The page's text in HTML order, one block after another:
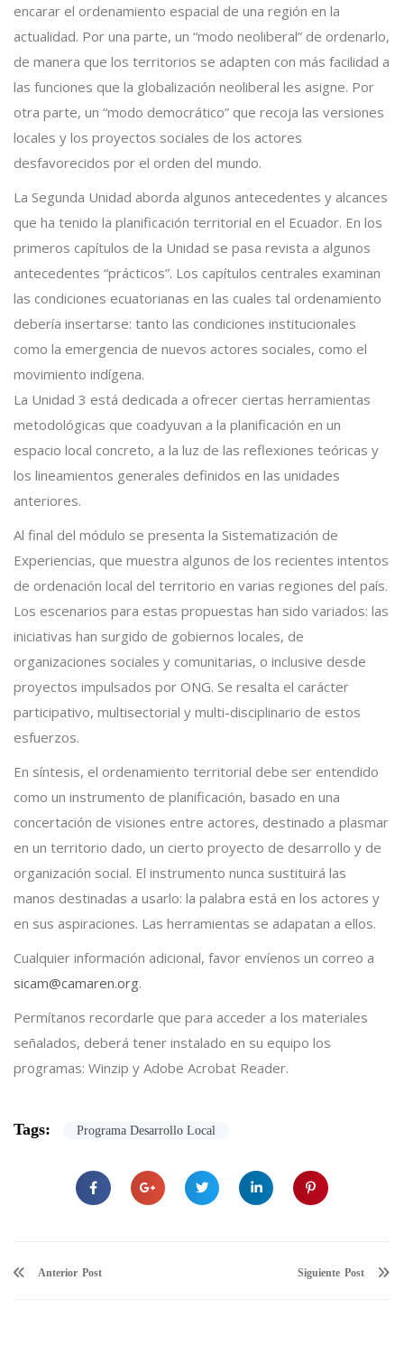
encarar el ordenamiento espacial de una región en la
actualidad. Por una parte, un “modo neoliberal” de ordenarlo,
de manera que los territorios se adapten con más facilidad a
las funciones que la globalización neoliberal les asigne. Por
otra parte, un “modo democrático” que recoja las versiones
locales y los proyectos sociales de los actores
desfavorecidos por el orden del mundo.
La Segunda Unidad aborda algunos antecedentes y alcances
que ha tenido la planificación territorial en el Ecuador. En los
primeros capítulos de la Unidad se pasa revista a algunos
antecedentes “prácticos”. Los capítulos centrales examinan
las condiciones ecuatorianas en las cuales tal ordenamiento
debería insertarse: tanto las condiciones institucionales
como la emergencia de nuevos actores sociales, como el
movimiento indígena.
La Unidad 3 está dedicada a ofrecer ciertas herramientas
metodológicas que coadyuvan a la planificación en un
espacio local concreto, a la luz de las reflexiones teóricas y
los lineamientos generales definidos en las unidades
anteriores.
Al final del módulo se presenta la Sistematización de
Experiencias, que muestra algunos de los recientes intentos
de ordenación local del territorio en varias regiones del país.
Los escenarios para estas propuestas han sido variados: las
iniciativas han surgido de gobiernos locales, de
organizaciones sociales y comunitarias, o inclusive desde
proyectos impulsados por ONG. Se resalta el carácter
participativo, multisectorial y multi-disciplinario de estos
esfuerzos.
En síntesis, el ordenamiento territorial debe ser entendido
como un instrumento de planificación, basado en una
concertación de visiones entre actores, destinado a plasmar
en un territorio dado, un cierto proyecto de desarrollo y de
organización social. El instrumento nunca sustituirá las
manos destinadas a usarlo: la palabra está en los actores y
en sus aspiraciones. Las herramientas se adapatan a ellos.
Cualquier información adicional, favor envíenos un correo a
sicam@camaren.org.
Permítanos recordarle que para acceder a los materiales
señalados, deberá tener instalado en su equipo los
programas: Winzip y Adobe Acrobat Reader.
Tags: Programa Desarrollo Local
Anterior Siguiente